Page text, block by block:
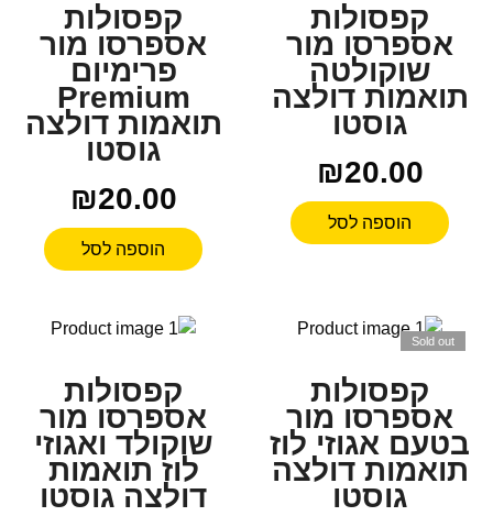
קפסולות
אספרסו מור
שוקולטה
תואמות דולצה
גוסטו
₪20.00
הוספה לסל
קפסולות
אספרסו מור
פרימיום
Premium
תואמות דולצה
גוסטו
₪20.00
הוספה לסל
Sold out
קפסולות
אספרסו מור
בטעם אגוזי לוז
תואמות דולצה
גוסטו
קפסולות
אספרסו מור
שוקולד ואגוזי
לוז תואמות
דולצה גוסטו